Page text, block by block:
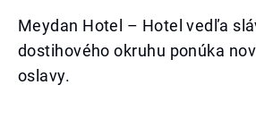
Meydan Hotel – Hotel vedľa
dostihového okruhu ponúka
oslavy.